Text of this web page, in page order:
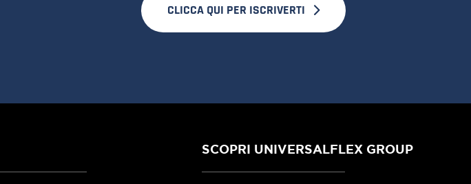
CLICCA QUI PER ISCRIVERTI
SCOPRI UNIVERSALFLEX GROUP